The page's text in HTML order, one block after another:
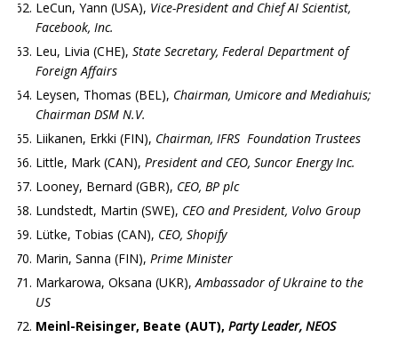
LeCun, Yann (USA), Vice-President and Chief AI Scientist,
Facebook, Inc.
Leu, Livia (CHE), State Secretary, Federal Department of
Foreign Affairs
Leysen, Thomas (BEL), Chairman, Umicore and Mediahuis;
Chairman DSM N.V.
Liikanen, Erkki (FIN), Chairman, IFRS Foundation Trustees
Little, Mark (CAN), President and CEO, Suncor Energy Inc.
Looney, Bernard (GBR), CEO, BP plc
Lundstedt, Martin (SWE), CEO and President, Volvo Group
Lütke, Tobias (CAN), CEO, Shopify
Marin, Sanna (FIN), Prime Minister
Markarowa, Oksana (UKR),Ambassador of Ukraine to the
US
Meinl-Reisinger, Beate (AUT), Party Leader, NEOS